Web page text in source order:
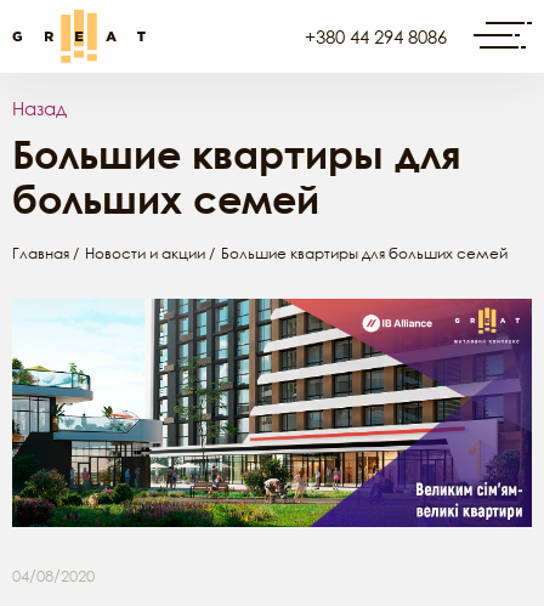
+380 44 294 8086
Назад
Большие квартиры для
больших семей
Главная Новости и акции Большие квартиры для больших семей
04/08/2020